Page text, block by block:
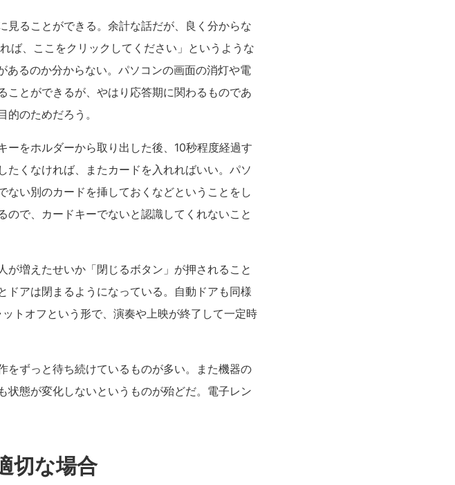
見ることができる。余計な話だが、良く分からな
ば、ここをクリックしてください」というような
あるのか分からない。パソコンの画面の消灯や電
とができるが、やはり応答期に関わるものであ
のためだろう。
をホルダーから取り出した後、10秒程度経過す
たくなければ、またカードを入れればいい。パソ
ない別のカードを挿しておくなどということをし
で、カードキーでないと認識してくれないこと
増えたせいか「閉じるボタン」が押されること
ドアは閉まるようになっている。自動ドアも同様
トオフという形で、演奏や上映が終了して一定時
をずっと待ち続けているものが多い。また機器の
状態が変化しないというものが殆どだ。電子レン
切な場合